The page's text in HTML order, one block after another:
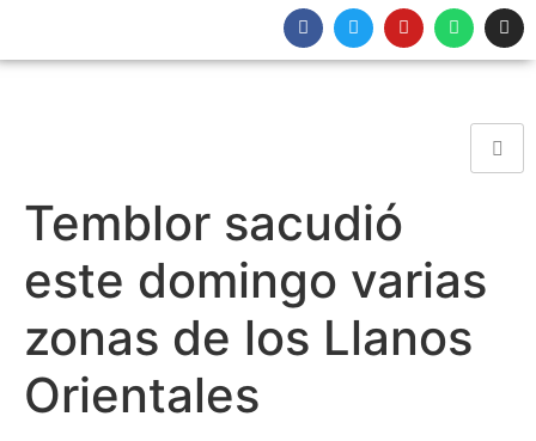
Temblor sacudió
este domingo varias
zonas de los Llanos
Orientales